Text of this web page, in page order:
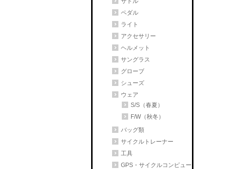
ペダル
ライト
アクセサリー
ヘルメット
サングラス
グローブ
シューズ
ウェア
S/S（春夏）
F/W（秋冬）
バッグ類
サイクルトレーナー
工具
GPS・サイクルコンピュー